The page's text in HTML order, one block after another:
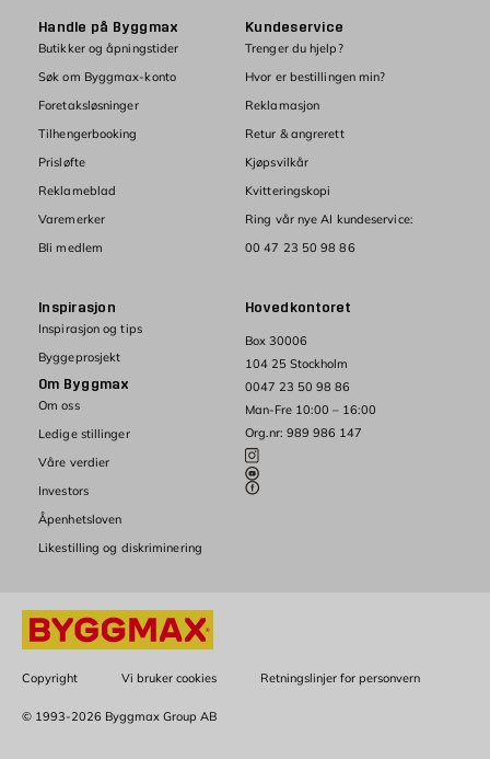
Hovedkontoret
Box 30006
104 25 Stockholm
0047 23 50 98 86
Man-Fre 10:00 – 16:00
Org.nr: 989 986 147
Handle på Byggmax
Butikker og åpningstider
Søk om Byggmax-konto
Foretaksløsninger
Tilhengerbooking
Prisløfte
Reklameblad
Varemerker
Bli medlem
Kundeservice
Trenger du hjelp?
Hvor er bestillingen min?
Reklamasjon
Retur & angrerett
Kjøpsvilkår
Kvitteringskopi
Ring vår nye AI kundeservice:
00 47 23 50 98 86
Inspirasjon
Inspirasjon og tips
Byggeprosjekt
Om Byggmax
Om oss
Ledige stillinger
Våre verdier
Investors
Åpenhetsloven
Likestilling og diskriminering
Copyright Vi bruker cookies Retningslinjer for personvern
© 1993-2026 Byggmax Group AB